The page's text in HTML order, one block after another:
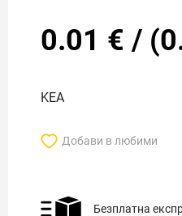
0.01 € / (
KEA
Добави в любими
Безплатна